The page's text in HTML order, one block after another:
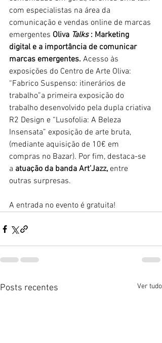
com especialistas na área da
comunicação e vendas online de marcas
emergentes Oliva Talks : Marketing
digital e a importância de comunicar
marcas emergentes. Acesso às
exposições do Centro de Arte Oliva:
“Fabrico Suspenso: itinerários de
trabalho”a primeira exposição do
trabalho desenvolvido pela dupla criativa
R2 Design e “Lusofolia: A Beleza
Insensata” exposição de arte bruta,
(mediante aquisição de 10€ em
compras no Bazar). Por fim, destaca-se
a atuação da banda Art’Jazz, entre
outras surpresas.
A entrada no evento é gratuita!
Posts recentes Ver tudo